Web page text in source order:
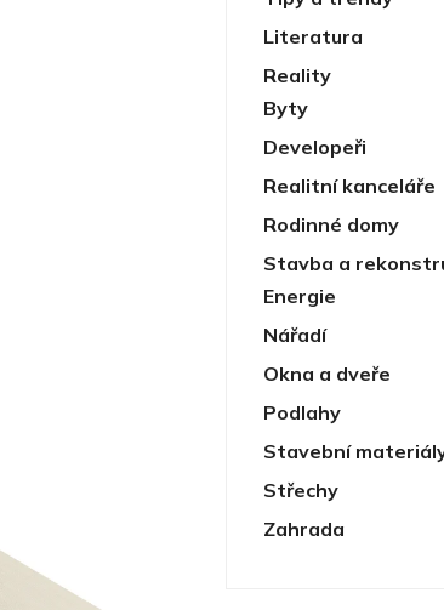
Literatura
Reality
Byty
Developeři
Realitní kanceláře
Rodinné domy
Stavba a
Energie
Nářadí
Okna a dveře
Podlahy
Stavební
Střechy
Zahrada